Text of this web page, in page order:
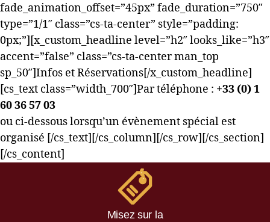
fade_animation_offset=”45px” fade_duration=”750″
type=”1/1″ class=”cs-ta-center” style=”padding:
0px;”][x_custom_headline level=”h2″ looks_like=”h3″
accent=”false” class=”cs-ta-center man_top
sp_50″]Infos et Réservations[/x_custom_headline]
[cs_text class=”width_700″]Par téléphone : +33 (0) 1
60 36 57 03
ou ci-dessous lorsqu’un évènement spécial est
organisé [/cs_text][/cs_column][/cs_row][/cs_section]
[/cs_content]
Misez sur la